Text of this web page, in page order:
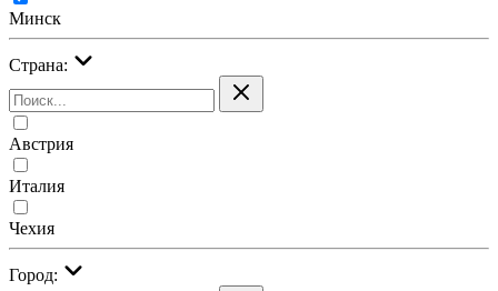
Минск
Страна:
Австрия
Италия
Чехия
Город: